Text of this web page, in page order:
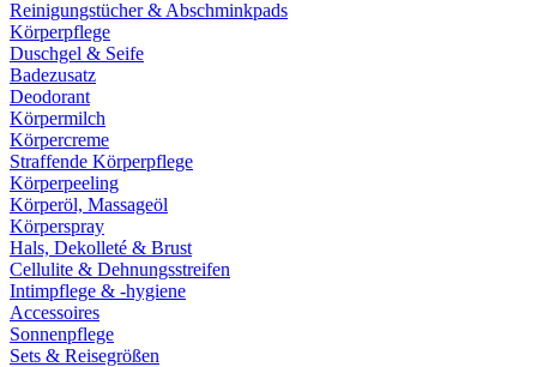
Reinigungstücher & Abschminkpads
Körperpflege
Duschgel & Seife
Badezusatz
Deodorant
Körpermilch
Körpercreme
Straffende Körperpflege
Körperpeeling
Körperöl, Massageöl
Körperspray
Hals, Dekolleté & Brust
Cellulite & Dehnungsstreifen
Intimpflege & -hygiene
Accessoires
Sonnenpflege
Sets & Reisegrößen